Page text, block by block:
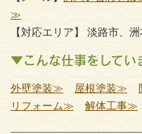
≫
【対応エリア】 淡路市、
▼こんな仕事をしてい
外壁塗装≫ 屋根塗装≫
リフォーム≫
解体工事≫